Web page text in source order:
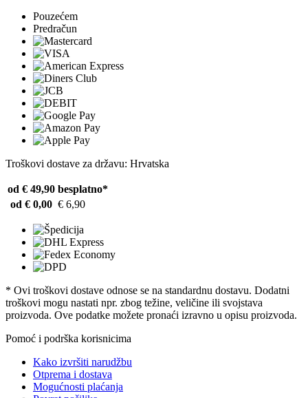
Pouzećem
Predračun
Troškovi dostave za državu: Hrvatska
od € 49,90 besplatno*
od € 0,00 € 6,90
* Ovi troškovi dostave odnose se na standardnu ​​dostavu. Dodatni
troškovi mogu nastati npr. zbog težine, veličine ili svojstava
proizvoda. Ove podatke možete pronaći izravno u opisu proizvoda.
Pomoć i podrška korisnicima
Kako izvršiti narudžbu
Otprema i dostava
Mogućnosti plaćanja